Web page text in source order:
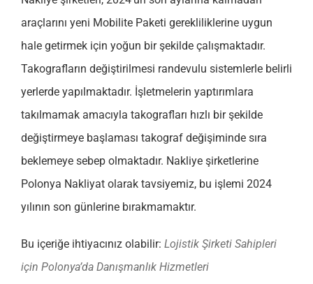
araçlarını yeni Mobilite Paketi gerekliliklerine uygun
hale getirmek için yoğun bir şekilde çalışmaktadır.
Takografların değiştirilmesi randevulu sistemlerle belirli
yerlerde yapılmaktadır. İşletmelerin yaptırımlara
takılmamak amacıyla takografları hızlı bir şekilde
değiştirmeye başlaması takograf değişiminde sıra
beklemeye sebep olmaktadır. Nakliye şirketlerine
Polonya Nakliyat olarak tavsiyemiz, bu işlemi 2024
yılının son günlerine bırakmamaktır.
Bu içeriğe ihtiyacınız olabilir: Lojistik Şirketi Sahipleri
için Polonya’da Danışmanlık Hizmetleri